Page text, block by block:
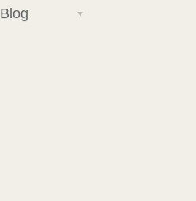
Blog